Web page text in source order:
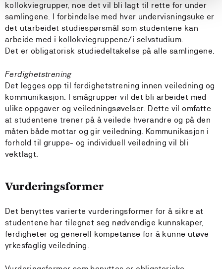
kollokviegrupper, noe det vil bli lagt til rette for under
samlingene. I forbindelse med hver undervisningsuke er
det utarbeidet studiespørsmål som studentene kan
arbeide med i kollokviegruppene/i selvstudium.
Det er obligatorisk studiedeltakelse på alle samlingene.
Ferdighetstrening
Det legges opp til ferdighetstrening innen veiledning og
kommunikasjon. I smågrupper vil det bli arbeidet med
ulike oppgaver og veiledningsøvelser. Dette vil omfatte
at studentene trener på å veilede hverandre og på den
måten både mottar og gir veiledning. Kommunikasjon i
forhold til gruppe- og individuell veiledning vil bli
vektlagt.
Vurderingsformer
Det benyttes varierte vurderingsformer for å sikre at
studentene har tilegnet seg nødvendige kunnskaper,
ferdigheter og generell kompetanse for å kunne utøve
yrkesfaglig veiledning.